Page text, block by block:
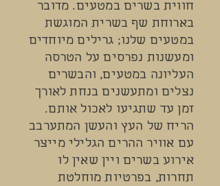
חווית בשרים במטעים. מדובר
בארוחת שף בשרית המוגשת
במטעים שלנו; גרילים מיוחדים
ומעשנות נפרסים על הטרסה
העליונה במטעים, והבשרים
נצלים ומתעשנים בנחת לאורך
זמן עד שתגיעו לאכול אותם.
הריח של העץ והעשן המתערבב
עם אוויר ההרים הגלילי מייצר
אירוע בשרים ויין שאין לו
תחרות, בפרטיות מוחלטת